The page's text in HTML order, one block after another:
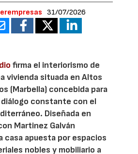
31/07/2026
firma el interiorismo de
vivienda situada en Altos
(Marbella) concebida para
constante con el
Diseñada en
Martinez Galván
casa apuesta por espacios
nobles y mobiliario a